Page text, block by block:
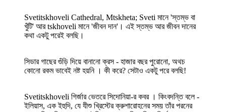
Svetitskhoveli Cathedral, Mtskheta; Sveti মানে 'স্তম্ভ বা
খুঁটি' আর tskhoveli মানে 'জীবন দান'। এই স্তম্ভ আর জীবন দানের
কথা একটু পরেই বলছি।
সিডার গাছের গুঁড়ি দিয়ে বানানো ক্রস - হাজার বছর পুরোনো, অথচ
কোনো রকম ভাবেই নষ্ট হয়নি । কী করে? সেটাও একটু পরে বলছি!
Svetitskhoveli গির্জার ভেতরে সিদোনিয়া-র কবর । কিংবদন্তি বলে -
ইলিয়াস, এক ইহুদি, যে যীশু খ্রিস্টের ক্রুশারোহনের সময় তাঁর পরনের